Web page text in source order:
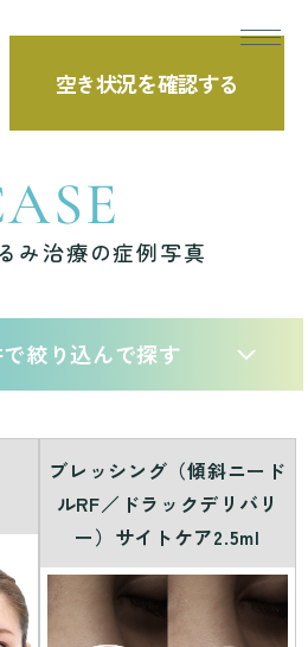
空き状況を確認する
いたるみ治療の症例写真
み治療の症例写真
絞り込んで探す
ブレッシング（傾斜ニード
ルRF／ドラックデリバリ
ー）サイトケア2.5ml